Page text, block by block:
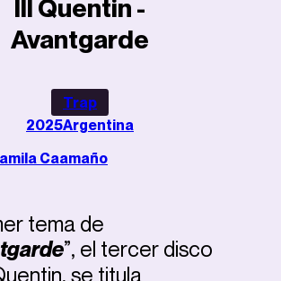
Caamaño
tema de
”, el tercer disco
se titula
Ill Quentin -
Avantgarde
Trap
2025Argentina